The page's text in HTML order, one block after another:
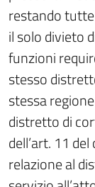
restando
il solo divieto
funzioni
stesso
stessa
distretto di
dell’art. 11
relazione al